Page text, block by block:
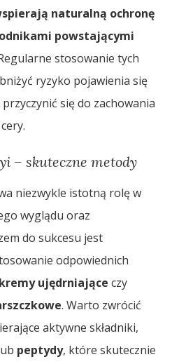
naturalną ochronę
powstającymi
stosowanie tych
ryzyko pojawienia się
się do zachowania
– skuteczne metody
niezwykle istotną rolę w
wyglądu oraz
do sukcesu jest
odpowiednich
kremy ujędrniające czy
. Warto zwrócić
aktywne składniki,
peptydy, które skutecznie